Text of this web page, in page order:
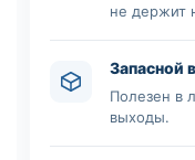
не держит
Запасной
Полезен в
выходы.